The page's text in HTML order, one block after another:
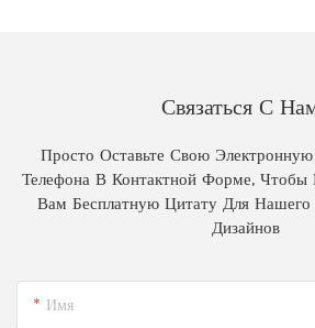
Связаться С
Просто Оставьте Свою
Телефона В Контактной Форме,
Вам Бесплатную Цитату Для
Дизайнов
Имя